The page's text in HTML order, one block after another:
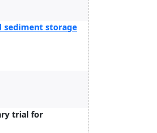
sediment storage
trial for